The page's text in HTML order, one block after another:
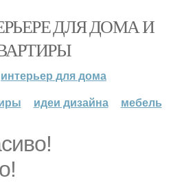
ДЛЯ ДОМА И
интерьер для дома
идеи дизайна мебель